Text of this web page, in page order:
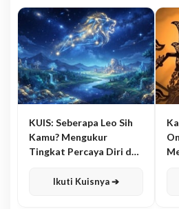
KUIS: Seberapa Leo Sih
Kamu? Mengukur
Tingkat Percaya Diri dan
Ikuti Kuisnya ➔